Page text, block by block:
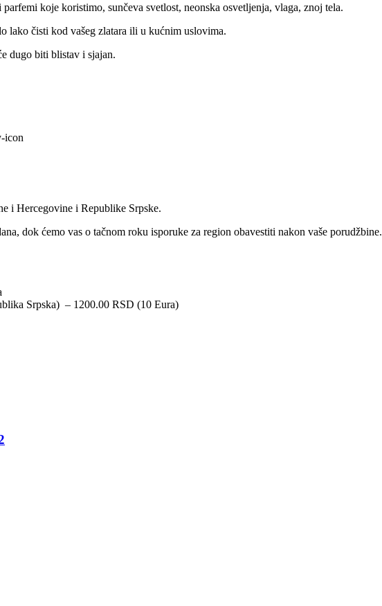
koje koristimo, sunčeva svetlost, neonska osvetljenja, vlaga, znoj tela.
lako čisti kod vašeg zlatara ili u kućnim uslovima.
dugo biti blistav i sjajan.
i Hercegovine i Republike Srpske.
dok ćemo vas o tačnom roku isporuke za region obavestiti nakon vaše porudžbine.
Srpska) – 1200.00 RSD (10 Eura)